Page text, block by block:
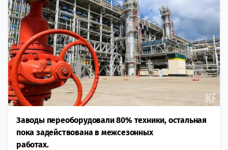
Заводы переоборудовали 80% техники, остальная
пока задействована в межсезонных
работах.